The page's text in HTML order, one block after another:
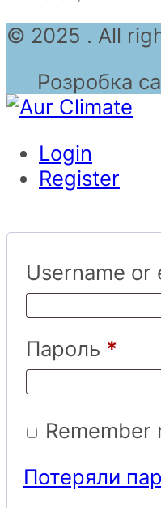
© 2025 . All
Розробка
Login
Register
Username or
Пароль *
Remember
Потеряли